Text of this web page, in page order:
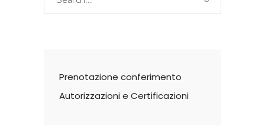
Prenotazione conferimento
Autorizzazioni e Certificazioni